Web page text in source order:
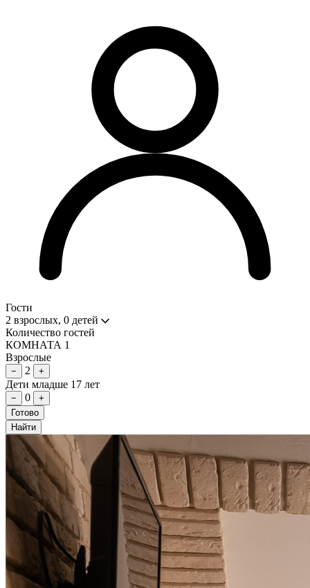
Гости
2 взрослых, 0 детей
Количество гостей
КОМНАТА 1
Взрослые
− 2 +
Дети младше 17 лет
− 0
+
Готово
Найти